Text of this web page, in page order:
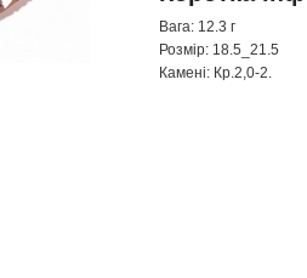
Вага: 12.3 г
Розмір: 18.5_21.5
Камені: Кр.2,0-2.